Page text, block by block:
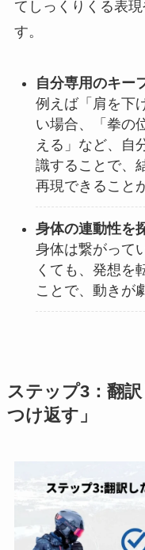
てしっくりくる表
す。
自分専用のキー
例えば「肩を下
い場合、「拳の
える」など、自
識することで、
再現できること
身体の連動性を
身体は繋がって
くても、発想を
ことで、動きが
ステップ3：翻
つけ返す」